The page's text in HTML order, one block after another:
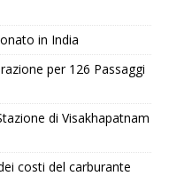
in India
per 126 Passaggi
di Visakhapatnam
costi del carburante